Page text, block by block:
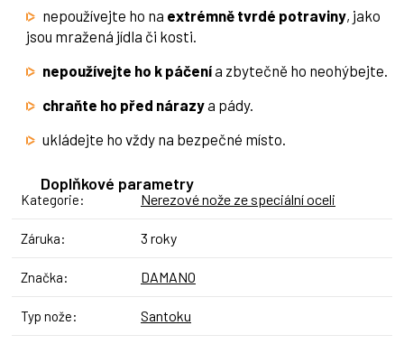
nepoužívejte ho na extrémně tvrdé potraviny, jako
jsou mražená jídla či kosti.
nepoužívejte ho k páčenía zbytečně ho neohýbejte.
chraňte ho před nárazya pády.
ukládejte ho vždy na bezpečné místo.
Doplňkové parametry
Kategorie: Nerezové nože ze speciální oceli
Záruka: 3 roky
Značka: DAMANO
Typ nože: Santoku